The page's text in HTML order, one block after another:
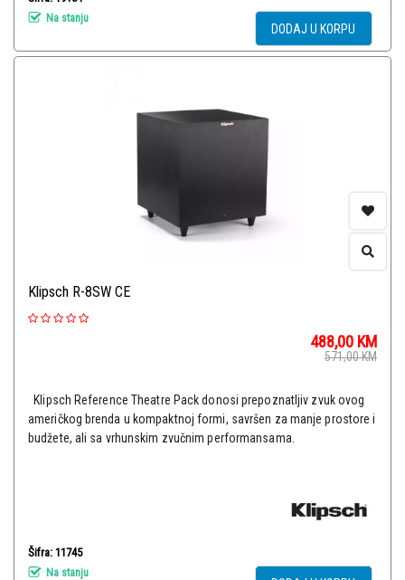
Na stanju
DODAJ U KORPU
Klipsch R-8SW CE
488,00 KM
571,00KM
Klipsch Reference Theatre Pack donosi prepoznatljiv zvuk ovog
američkog brenda u kompaktnoj formi, savršen za manje prostore i
budžete, ali sa vrhunskim zvučnim performansama.
Šifra: 11745
Na stanju